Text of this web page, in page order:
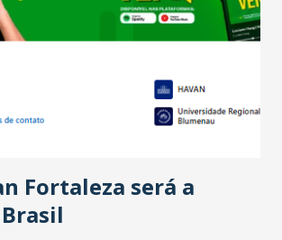
em novembro de 2025, 40% dos
operaram com lucro e outros 40%
financeiro. Já o percentual de
no prejuízo ficou em 19%, pouco abaixo
anterior. Outros 1% não existiam em
a outubro, o faturamento também
com a pesquisa, 44% dos n...
Fortaleza será a